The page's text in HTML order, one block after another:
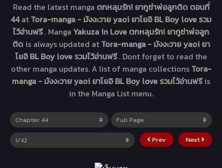
Read the latest manga ตกหลุมรัก! ยากูซ่าพ่อลูกติด ตอนที่
44at Tora-manga - มังงะวาย yaoi ยาโยอิ BL Boy love รวม
ไว้อ่านฟรี. Manga Yakuza in Love ตกหลุมรัก! ยากูซ่าพ่อลูก
ติด is always updated at Tora-manga - มังงะวาย yaoi ยา
โยอิ BL Boy love รวมไว้อ่านฟรี. Dont forget to read the
other manga updates. A list of manga collections Tora-
manga - มังงะวาย yaoi ยาโยอิ BL Boy love รวมไว้อ่านฟรีis
in the Manga List menu.
Prev Next